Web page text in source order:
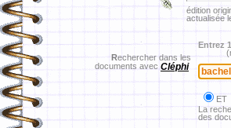
édition
actualisée
Rechercher dans les
documents avec Cléphi
Entrez
ET
La
des